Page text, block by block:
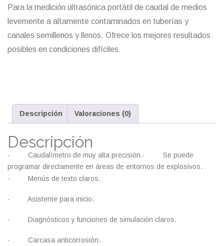
Para la medición ultrasónica portátil de caudal de medios
levemente a altamente contaminados en tuberías y
canales semillenos y llenos. Ofrece los mejores resultados
posibles en condiciones difíciles.
Descripción Valoraciones (0)
Descripción
· Caudalímetro de muy alta precisión.· Se puede
programar directamente en áreas de entornos de explosivos.
· Menús de texto claros.
· Asistente para inicio.
· Diagnósticos y funciones de simulación claros.
· Carcasa anticorrosión.